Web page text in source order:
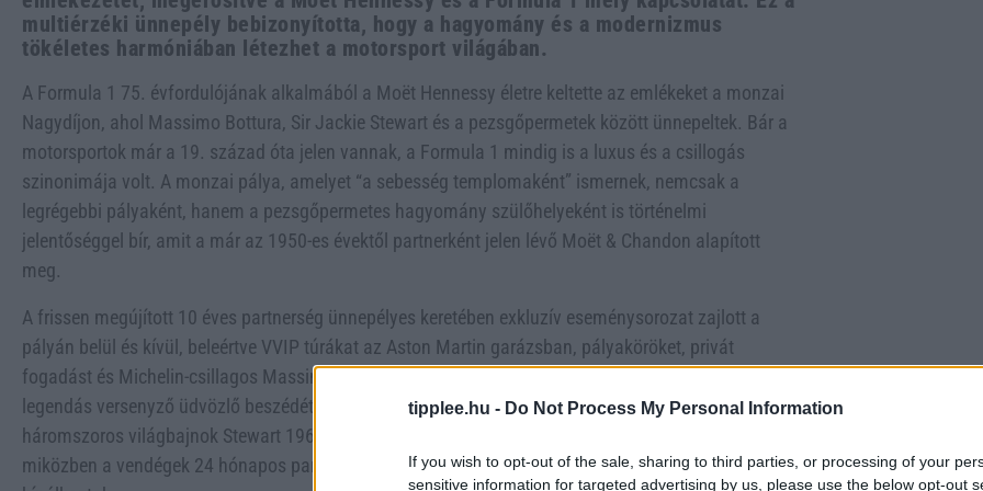
tipplee.hu - Do Not Process My Personal Information
If you wish to opt-out of the sale, sharing to third parties, or processing of your
sensitive information for targeted advertising by us, please use the below opt-out
multiérzéki ünnepély bebizonyította, hogy a hagyomány és a modernizmus
tökéletes harmóniában létezhet a motorsport világában.
A Formula 1 75. évfordulójának alkalmából a Moët Hennessy életre keltette az emlékeket a monzai
Nagydíjon, ahol Massimo Bottura, Sir Jackie Stewart és a pezsgőpermetek között ünnepeltek. Bár a
motorsportok már a 19. század óta jelen vannak, a Formula 1 mindig is a luxus és a csillogás
szinonimája volt. A monzai pálya, amelyet “a sebesség templomaként” ismernek, nemcsak a
legrégebbi pályaként, hanem a pezsgőpermetes hagyomány szülőhelyeként is történelmi
jelentőséggel bír, amit a már az 1950-es évektől partnerként jelen lévő Moët & Chandon alapított
meg.
A frissen megújított 10 éves partnerség ünnepélyes keretében exkluzív eseménysorozat zajlott a
pályán belül és kívül, beleértve VVIP túrákat az Aston Martin garázsban, pályaköröket, privát
fogadást és Michelin-csillagos Massimo Bottura által készített vacsorát, valamint Sir Jackie Stewart
legendás versenyző üdvözlő beszédét. A milánói Garage 21-ben megrendezett bankettre a
háromszoros világbajnok Stewart 1960-as évekbeli versenyautója és trófeák adtak hangulatot,
miközben a vendégek 24 hónapos parmezánnal, 15 éves balzsamecettel és kreatív koktélokkal